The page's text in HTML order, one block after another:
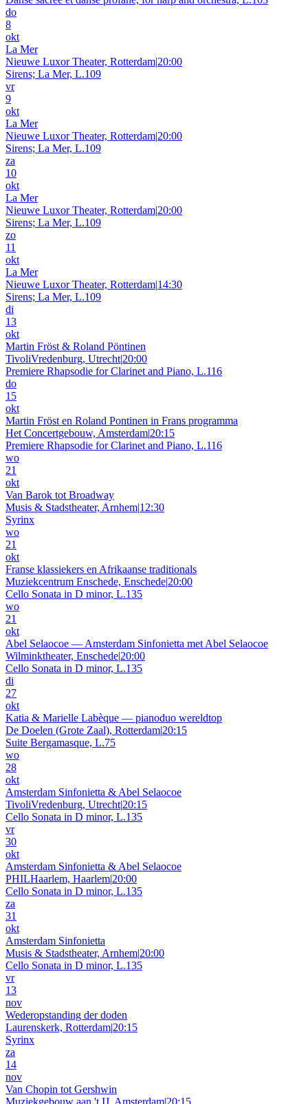
do
8
okt
La Mer
Nieuwe Luxor Theater, Rotterdam|20:00
Sirens; La Mer, L.109
vr
9
okt
La Mer
Nieuwe Luxor Theater, Rotterdam|20:00
Sirens; La Mer, L.109
za
10
okt
La Mer
Nieuwe Luxor Theater, Rotterdam|20:00
Sirens; La Mer, L.109
zo
11
okt
La Mer
Nieuwe Luxor Theater, Rotterdam|14:30
Sirens; La Mer, L.109
di
13
okt
Martin Fröst & Roland Pöntinen
TivoliVredenburg, Utrecht|20:00
Premiere Rhapsodie for Clarinet and Piano, L.116
do
15
okt
Martin Fröst en Roland Pontinen in Frans programma
Het Concertgebouw, Amsterdam|20:15
Premiere Rhapsodie for Clarinet and Piano, L.116
wo
21
okt
Van Barok tot Broadway
Musis & Stadstheater, Arnhem|12:30
Syrinx
wo
21
okt
Franse klassiekers en Afrikaanse traditionals
Muziekcentrum Enschede, Enschede|20:00
Cello Sonata in D minor, L.135
wo
21
okt
Abel Selaocoe — Amsterdam Sinfonietta met Abel Selaocoe
Wilminktheater, Enschede|20:00
Cello Sonata in D minor, L.135
di
27
okt
Katia & Marielle Labèque — pianoduo wereldtop
De Doelen (Grote Zaal), Rotterdam|20:15
Suite Bergamasque, L.75
wo
28
okt
Amsterdam Sinfonietta & Abel Selaocoe
TivoliVredenburg, Utrecht|20:15
Cello Sonata in D minor, L.135
vr
30
okt
Amsterdam Sinfonietta & Abel Selaocoe
PHILHaarlem, Haarlem|20:00
Cello Sonata in D minor, L.135
za
31
okt
Amsterdam Sinfonietta
Musis & Stadstheater, Arnhem|20:00
Cello Sonata in D minor, L.135
vr
13
nov
Wederopstanding der doden
Laurenskerk, Rotterdam|20:15
Syrinx
za
14
nov
Van Chopin tot Gershwin
Muziekgebouw aan 't IJ, Amsterdam|20:15